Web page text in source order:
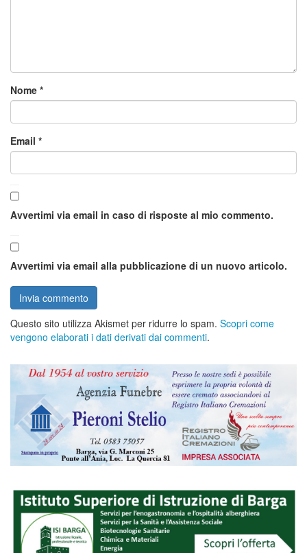
Nome *
Email *
Avvertimi via email in caso di risposte al mio commento.
Avvertimi via email alla pubblicazione di un nuovo articolo.
Questo sito utilizza Akismet per ridurre lo spam. Scopri come
vengono elaborati i dati derivati dai commenti.